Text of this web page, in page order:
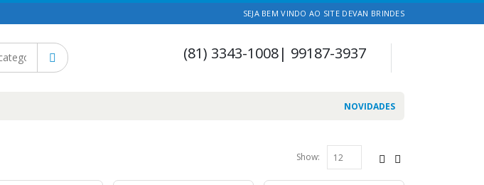
SEJA BEM VINDO AO SITE DEVAN BRINDES
(81) 3343-1008| 99187-3937
NOVIDADES
Show: